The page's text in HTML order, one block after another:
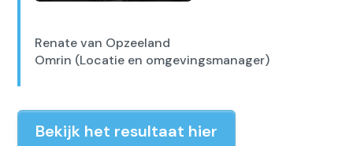
Renate van Opzeeland
Omrin (Locatie en omgevingsmanager)
Bekijk het resultaat hier